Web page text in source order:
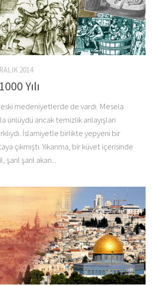
2014
Yılı
medeniyetlerde de vardı. Mesela
ünlüydü ancak temizlik anlayışları
İslamiyetle birlikte yepyeni bir
çıkmıştı. Yıkanma, bir küvet içerisinde
şarıl akan...